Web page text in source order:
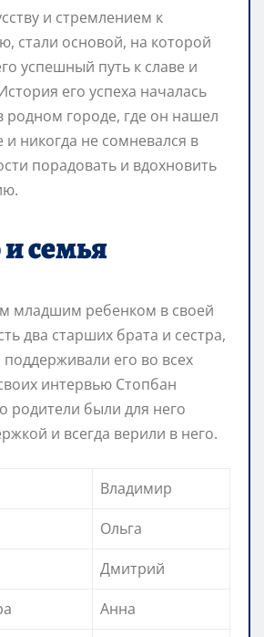
и стремлением к
стали основой, на которой
успешный путь к славе и
его успеха началась
родном городе, где он нашел
и никогда не сомневался в
порадовать и вдохновить
семья
младшим ребенком в своей
два старших брата и сестра,
поддерживали его во всех
интервью Стопбан
родители были для него
и всегда верили в него.
Владимир
Ольга
Дмитрий
Анна